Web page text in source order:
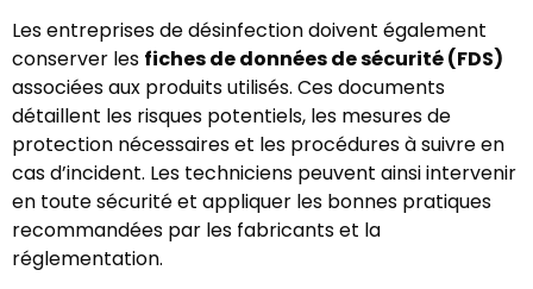
Les entreprises de désinfection doivent également
conserver les fiches de données de sécurité (FDS)
associées aux produits utilisés. Ces documents
détaillent les risques potentiels, les mesures de
protection nécessaires et les procédures à suivre en
cas d’incident. Les techniciens peuvent ainsi intervenir
en toute sécurité et appliquer les bonnes pratiques
recommandées par les fabricants et la
réglementation.